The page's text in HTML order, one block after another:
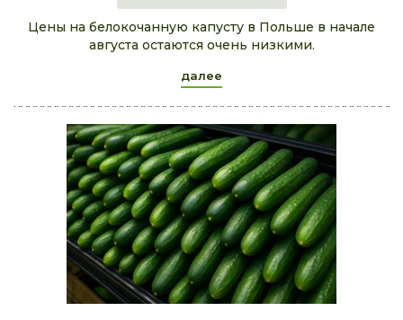
Цены на белокочанную капусту в Польше в начале
августа остаются очень низкими.
далее